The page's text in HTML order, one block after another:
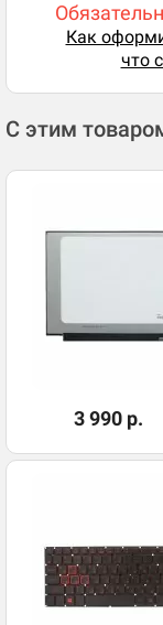
Как
что
С этим
3 990 р.